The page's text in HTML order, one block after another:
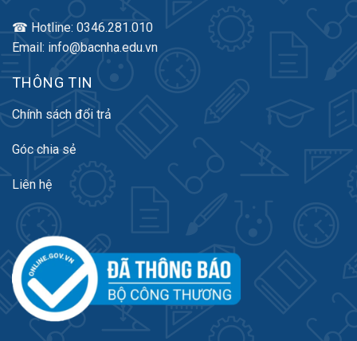
☎ Hotline: 0346.281.010
Email: info@bacnha.edu.vn
THÔNG TIN
Chính sách đổi trả
Góc chia sẻ
Liên hệ